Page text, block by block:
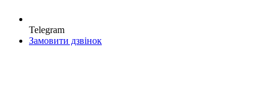
Telegram
Замовити дзвінок